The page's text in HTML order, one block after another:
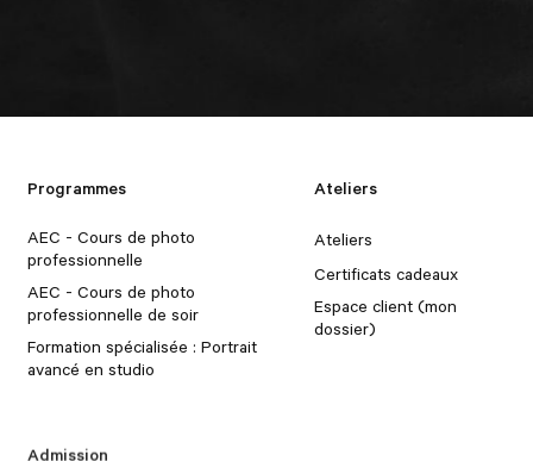
Programmes
AEC - Cours de photo
professionnelle
AEC - Cours de photo
professionnelle de soir
Formation spécialisée : Portrait
avancé en studio
Ateliers
Ateliers
Certificats cadeaux
Espace client (mon
dossier)
Admission